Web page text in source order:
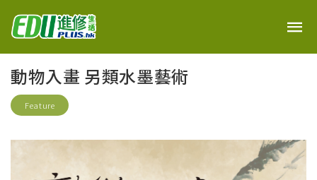
動物入畫 另類水墨藝術
Feature